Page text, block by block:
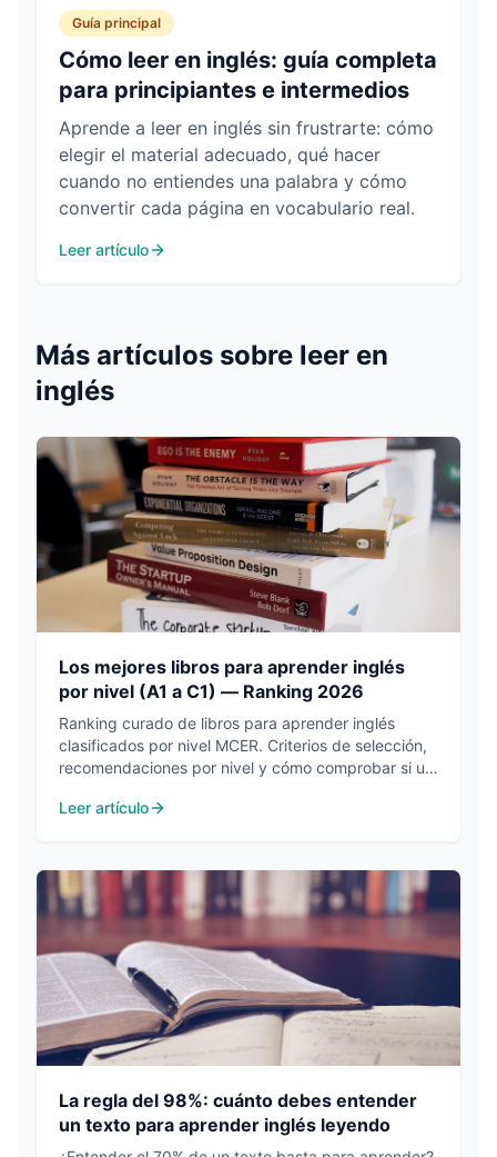
Guía principal
Cómo leer en inglés: guía completa
para principiantes e intermedios
Aprende a leer en inglés sin frustrarte: cómo
elegir el material adecuado, qué hacer
cuando no entiendes una palabra y cómo
convertir cada página en vocabulario real.
Leer artículo
Más artículos sobre leer en
inglés
Los mejores libros para aprender inglés
por nivel (A1 a C1) — Ranking 2026
Ranking curado de libros para aprender inglés
clasificados por nivel MCER. Criterios de selección,
recomendaciones por nivel y cómo comprobar si un
Leer artículo
La regla del 98%: cuánto debes entender
un texto para aprender inglés leyendo